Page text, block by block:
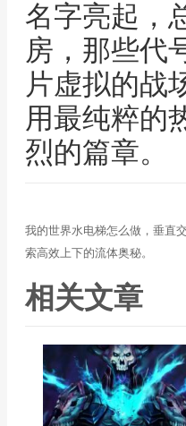
名字亮起，
房，那些代
片虚拟的战
用最纯粹的
烈的篇章。
我的世界水电梯怎么做，垂直
索高效上下的流体奥秘。
相关文章